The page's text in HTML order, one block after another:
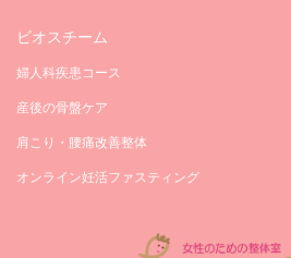
ビオスチーム
婦人科疾患コース
産後の骨盤ケア
肩こり・腰痛改善整体
オンライン妊活ファスティング